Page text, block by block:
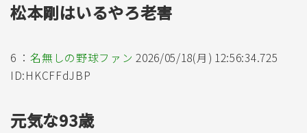
松本剛はいるやろ老害
6 ：名無しの野球ファン 2026/05/18(月) 12:56:34.725
ID:HKCFFdJBP
元気な93歳